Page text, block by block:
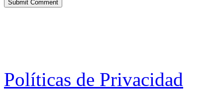
Políticas de Privacidad